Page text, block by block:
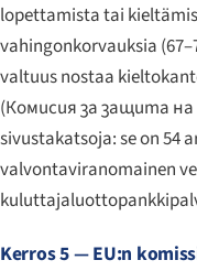
lopettamista tai
vahingonkorvauksia
valtuus nostaa
(Комисия за защита
sivustakatsoja: se on 54
valvontaviranomainen
Kerros 5 — EU:n